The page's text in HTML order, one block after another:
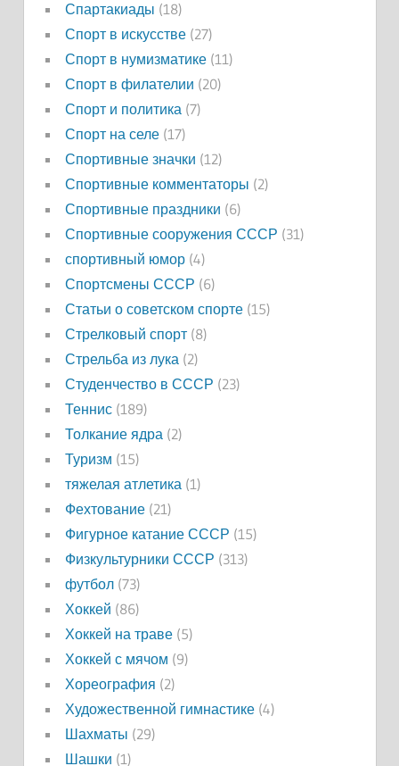
Спартакиады (18)
Спорт в искусстве(27)
Спорт в нумизматике(11)
Спорт в филателии (20)
Спорт и политика (7)
Спорт на селе(17)
Спортивные значки (12)
Спортивные комментаторы (2)
Спортивные праздники (6)
Спортивные сооружения СССР (31)
спортивный юмор(4)
Спортсмены СССР (6)
Статьи о советском спорте(15)
Стрелковый спорт(8)
Стрельба из лука (2)
Студенчество в СССР (23)
Теннис(189)
Толкание ядра (2)
Туризм (15)
тяжелая атлетика (1)
Фехтование(21)
Фигурное катание СССР (15)
Физкультурники СССР (313)
футбол(73)
Хоккей (86)
Хоккей на траве(5)
Хоккей с мячом (9)
Хореография (2)
Художественной гимнастике(4)
Шахматы (29)
Шашки (1)